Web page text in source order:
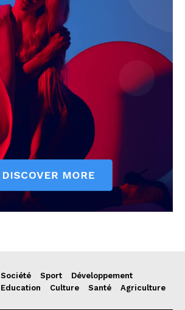
Société Sport
Développement
Education Culture Santé Agriculture